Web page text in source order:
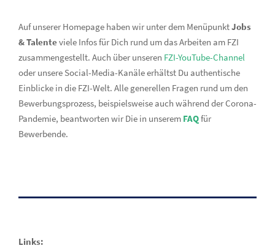
Auf unserer Homepage haben wir unter dem MenüpunktJobs
& Talenteviele Infos für Dich rund um das Arbeiten am FZI
zusammengestellt. Auch über unseren FZI-YouTube-Channel
oder unsere Social-Media-Kanäle erhältst Du authentische
Einblicke in die FZI-Welt. Alle generellen Fragen rund um den
Bewerbungsprozess, beispielsweise auch während der Corona-
Pandemie, beantworten wir Die in unserem FAQfür
Bewerbende.
Links: